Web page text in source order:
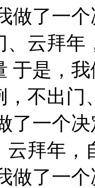
做了一
、云拜
于是，
，不出门
了一个
云拜年
做了一